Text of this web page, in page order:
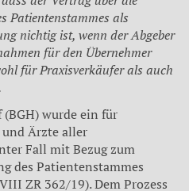
Patientenstammes als
nichtig ist, wenn der Abgeber
für den Übernehmer
für Praxisverkäufer als auch
wurde ein für
Ärzte aller
Fall mit Bezug zum
des Patientenstammes
ZR 362/19). Dem Prozess